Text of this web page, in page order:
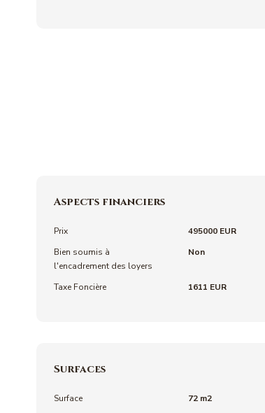
Aspects financiers
Prix
495000 EUR
Bien soumis à
l'encadrement des loyers
Non
Taxe Foncière 1611 EUR
Surfaces
Surface 72 m2